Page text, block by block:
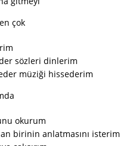
çok
sözleri dinlerim
müziği hissederim
okurum
birinin anlatmasını isterim